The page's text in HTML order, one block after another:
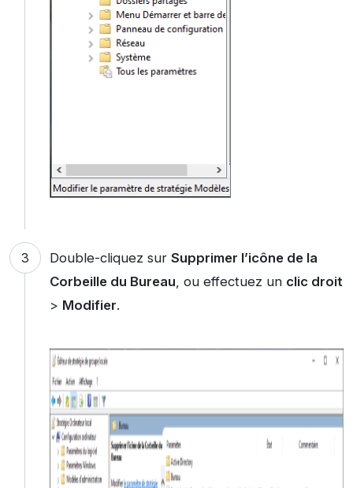
Double-cliquez sur Supprimer l’icône de la
Corbeille du Bureau , ou effectuez un clic droit
> Modifier.